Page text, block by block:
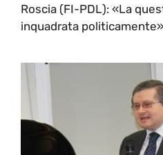
Roscia (FI-PDL): «La
inquadrata